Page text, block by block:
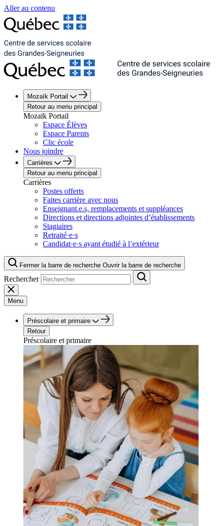
Aller au contenu
Mozaïk Portail
Retour au menu principal
Mozaïk Portail
Espace Élèves
Espace Parents
Clic école
Nous joindre
Carrières
Retour au menu principal
Carrières
Postes offerts
Faites carrière avec nous
Enseignant.e.s, remplacements et suppléances
Directions et directions adjointes d’établissements
Stagiaires
Retraité·e·s
Candidat·e·s ayant étudié à l’extérieur
Fermer la barre de recherche Ouvrir la barre de recherche
Rechercher
Menu
Préscolaire et primaire
Retour
Préscolaire et primaire